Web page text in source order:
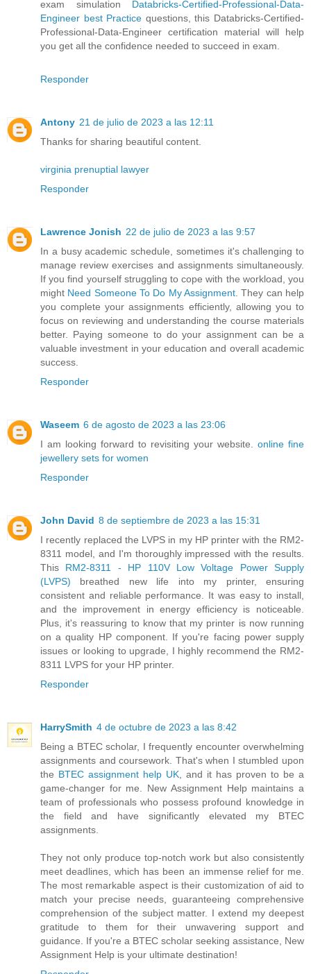
exam simulation Databricks-Certified-Professional-Data-
Engineer best Practice questions, this Databricks-Certified-
Professional-Data-Engineer certification material will help
you get all the confidence needed to succeed in exam.
Responder
Antony 21 de julio de 2023 a las 12:11
Thanks for sharing beautiful content.
virginia prenuptial lawyer
Responder
Lawrence Jonish 22 de julio de 2023 a las 9:57
In a busy academic schedule, sometimes it's challenging to
manage review exercises and assignments simultaneously.
If you find yourself struggling to cope with the workload, you
might Need Someone To Do My Assignment . They can help
you complete your assignments efficiently, allowing you to
focus on reviewing and understanding the course materials
better. Paying someone to do your assignment can be a
valuable investment in your education and overall academic
success.
Responder
Waseem 6 de agosto de 2023 a las 23:06
I am looking forward to revisiting your website. online fine
jewellery sets for women
Responder
John David 8 de septiembre de 2023 a las 15:31
I recently replaced the LVPS in my HP printer with the RM2-
8311 model, and I'm thoroughly impressed with the results.
This RM2-8311 - HP 110V Low Voltage Power Supply
(LVPS) breathed new life into my printer, ensuring
consistent and reliable performance. It was easy to install,
and the improvement in energy efficiency is noticeable.
Plus, it's reassuring to know that my printer is now running
on a quality HP component. If you're facing power supply
issues or looking to upgrade, I highly recommend the RM2-
8311 LVPS for your HP printer.
Responder
HarrySmith 4 de octubre de 2023 a las 8:42
Being a BTEC scholar, I frequently encounter overwhelming
assignments and coursework. That's when I stumbled upon
the BTEC assignment help UK , and it has proven to be a
game-changer for me. New Assignment Help maintains a
team of professionals who possess profound knowledge in
the field and have significantly elevated my BTEC
assignments.
They not only produce top-notch work but also consistently
meet deadlines, which has been an immense relief for me.
The most remarkable aspect is their customization of aid to
match your precise needs, guaranteeing comprehensive
comprehension of the subject matter. I extend my deepest
gratitude to them for their unwavering support and
guidance. If you're a BTEC scholar seeking assistance, New
Assignment Help is your ultimate destination!